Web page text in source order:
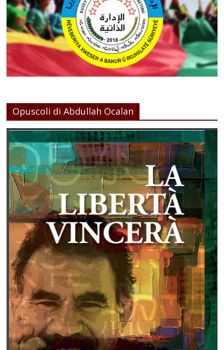
Opuscoli di Abdullah Ocalan